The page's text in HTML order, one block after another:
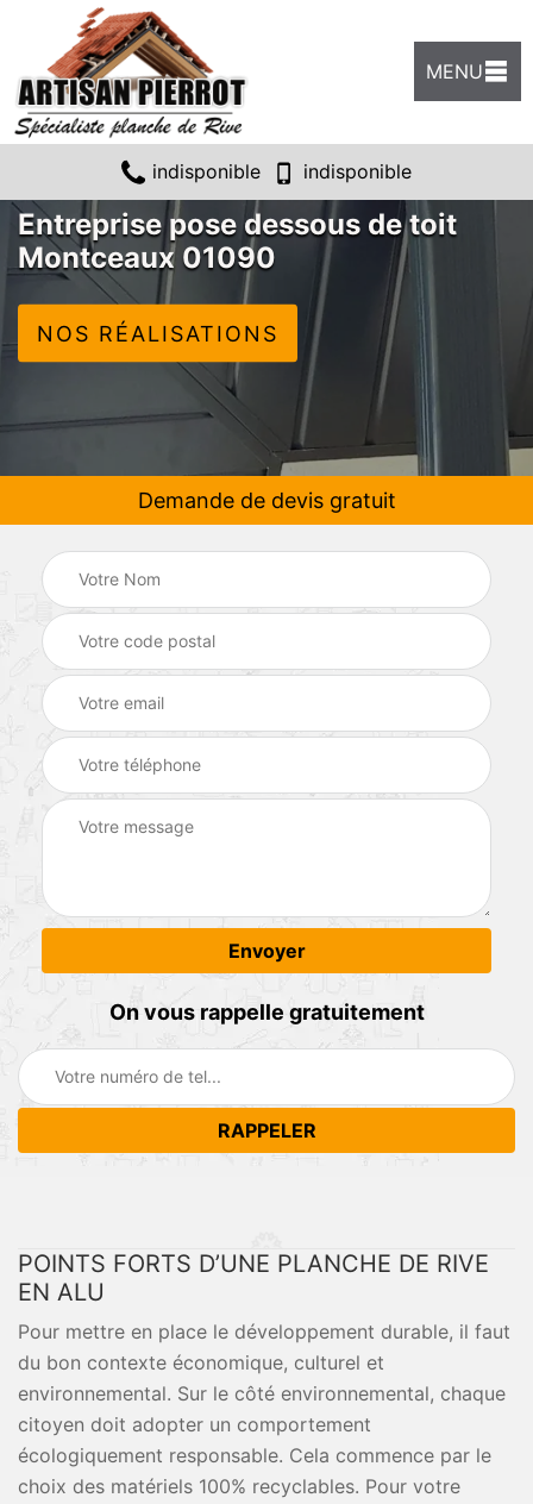
MENU
indisponible indisponible
Entreprise pose dessous de toit
Montceaux 01090
NOS RÉALISATIONS
Demande de devis gratuit
On vous rappelle gratuitement
POINTS FORTS D’UNE PLANCHE DE RIVE
EN ALU
Pour mettre en place le développement durable, il faut
du bon contexte économique, culturel et
environnemental. Sur le côté environnemental, chaque
citoyen doit adopter un comportement
écologiquement responsable. Cela commence par le
choix des matériels 100% recyclables. Pour votre